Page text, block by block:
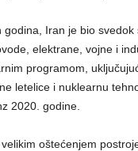
godina, Iran je bio
elektrane, vojne i
programom,
letelice i nuklearnu
2020. godine.
oštećenjem